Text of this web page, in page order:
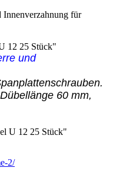
Innenverzahnung für
12 25 Stück"
und
60 mm,
U 12 25 Stück"
2/